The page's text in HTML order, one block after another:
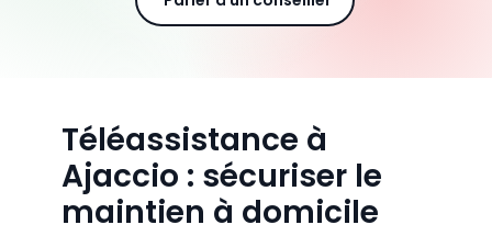
Téléassistance à
Ajaccio : sécuriser le
maintien à domicile